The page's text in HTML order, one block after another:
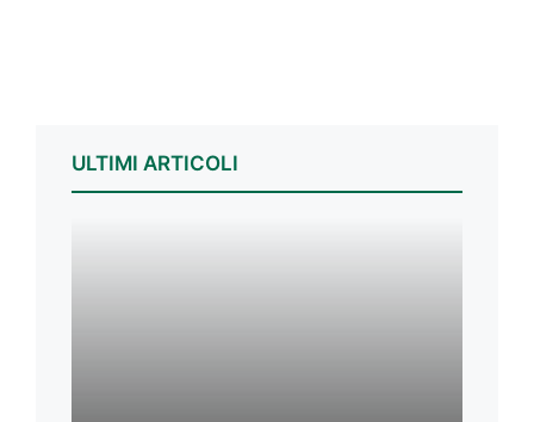
ULTIMI ARTICOLI